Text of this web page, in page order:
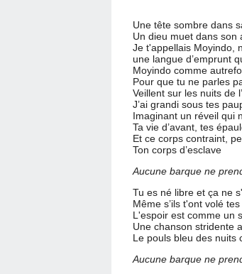
Une tête sombre dans
Un dieu muet dans son
Je t'appellais Moyindo,
une langue d’emprunt
Moyindo comme
Pour que tu ne parles
Veillent sur les nuits de
J’ai grandi sous tes
Imaginant un réveil qui
Ta vie d’avant, tes
Et ce corps contraint,
Ton corps d’esclave
Aucune barque ne
Tu es né libre et ça ne
Même s’ils t'ont volé
L'espoir est comme un
Une chanson stridente
Le pouls bleu des nuits
Aucune barque ne